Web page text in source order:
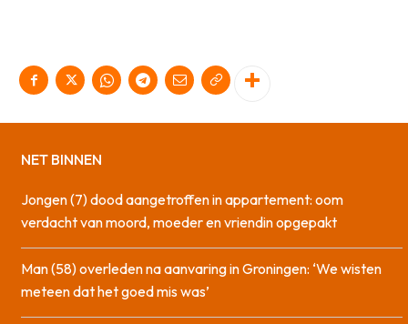
NET BINNEN
Jongen (7) dood aangetroffen in appartement: oom
verdacht van moord, moeder en vriendin opgepakt
Man (58) overleden na aanvaring in Groningen: ‘We wisten
meteen dat het goed mis was’